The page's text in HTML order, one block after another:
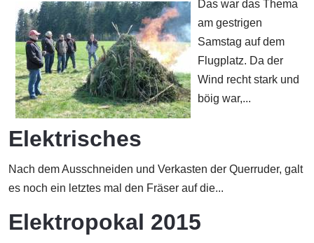
Das war das Thema
am gestrigen
Samstag auf dem
Flugplatz. Da der
Wind recht stark und
böig war,...
Elektrisches
Nach dem Ausschneiden und Verkasten der Querruder, galt
es noch ein letztes mal den Fräser auf die...
Elektropokal 2015